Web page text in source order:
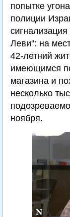
попытке
полиции
Леви": на
42-летний
имеющимся
магазина и
несколько
ноября.